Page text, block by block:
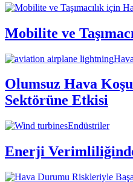
Mobilite ve
Olumsuz Hava
Sektörüne Etkisi
Endüstriler
Enerji